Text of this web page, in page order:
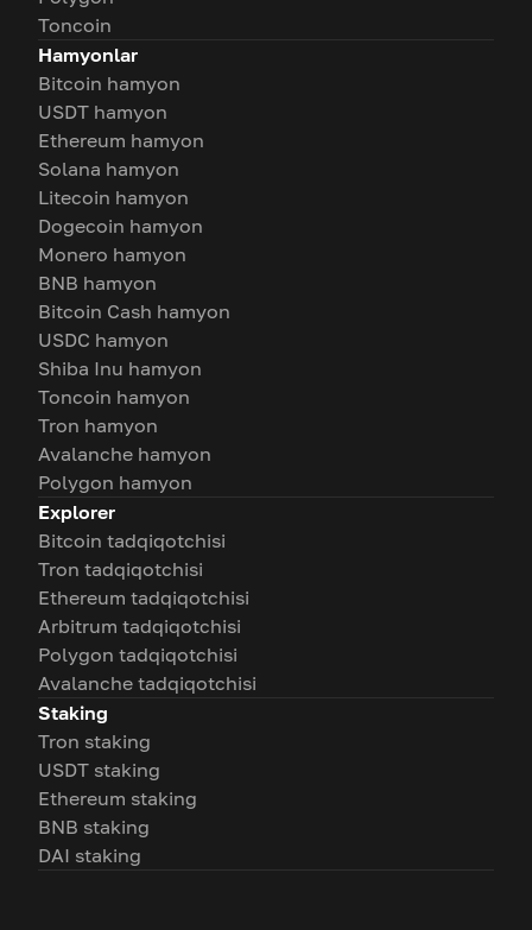
Toncoin
Hamyonlar
Bitcoin hamyon
USDT hamyon
Ethereum hamyon
Solana hamyon
Litecoin hamyon
Dogecoin hamyon
Monero hamyon
BNB hamyon
Bitcoin Cash hamyon
USDC hamyon
Shiba Inu hamyon
Toncoin hamyon
Tron hamyon
Avalanche hamyon
Polygon hamyon
Explorer
Bitcoin tadqiqotchisi
Tron tadqiqotchisi
Ethereum tadqiqotchisi
Arbitrum tadqiqotchisi
Polygon tadqiqotchisi
Avalanche tadqiqotchisi
Staking
Tron staking
USDT staking
Ethereum staking
BNB staking
DAI staking